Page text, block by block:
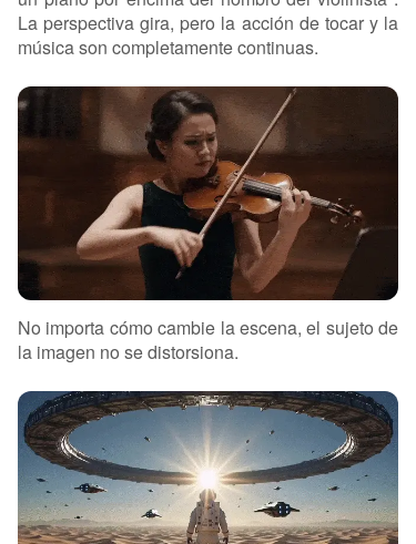
La perspectiva gira, pero la acción de tocar y la
música son completamente continuas.
No importa cómo cambie la escena, el sujeto de
la imagen no se distorsiona.